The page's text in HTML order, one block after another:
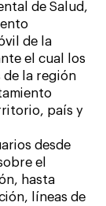
de Salud,
de la
el cual los
de la región
país y
desde
el
hasta
líneas de